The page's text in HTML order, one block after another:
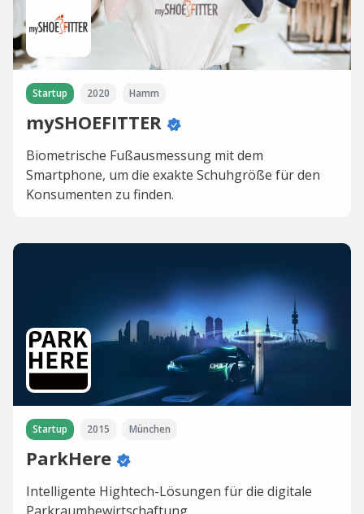
Startup 2020 Hamm
mySHOEFITTER
Biometrische Fußausmessung mit dem
Smartphone, um die exakte Schuhgröße für den
Konsumenten zu finden.
Startup 2015 München
ParkHere
Intelligente Hightech-Lösungen für die digitale